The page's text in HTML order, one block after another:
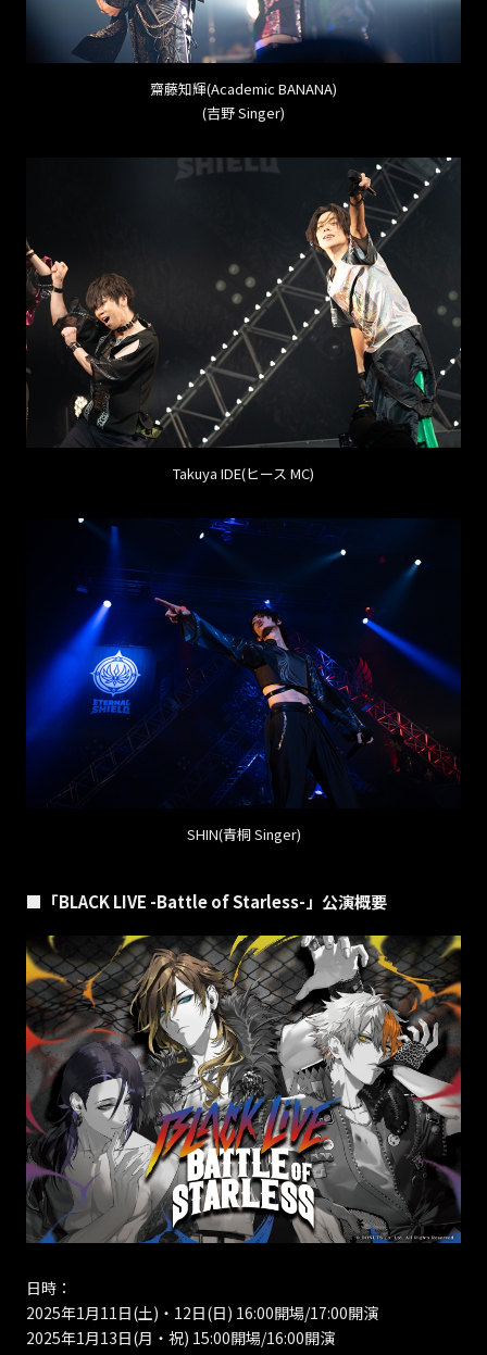
齋藤知輝(Academic BANANA)
(吉野 Singer)
Takuya IDE(ヒース MC)
SHIN(青桐 Singer)
■「BLACK LIVE -Battle of Starless-」公演概要
日時：
2025年1月11日(土)・12日(日) 16:00開場/17:00開演
2025年1月13日(月・祝) 15:00開場/16:00開演